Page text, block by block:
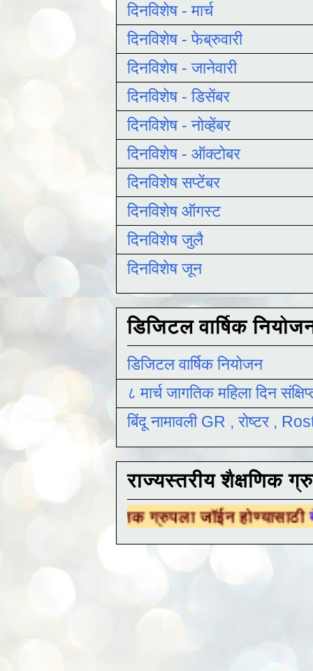
दिनविशेष - मार्च
दिनविशेष - फेब्रुवारी
दिनविशेष - जानेवारी
दिनविशेष - डिसेंबर
दिनविशेष - नोव्हेंबर
दिनविशेष - ऑक्टोबर
दिनविशेष सप्टेंबर
दिनविशेष ऑगस्ट
दिनविशेष जुलै
दिनविशेष जून
डिजिटल वार्षिक
डिजिटल वार्षिक नियोजन
८ मार्च जागतिक महिला दिन
बिंदू नामावली GR , रोष्टर ,
राज्यस्तरीय शैक्षणिक
शैक्षणिक ग्रुपला जॉईन होण्यासाठीयेथे क्लिक